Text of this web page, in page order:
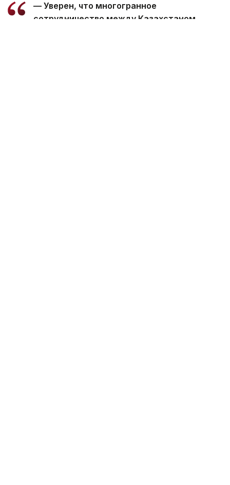
— Уверен, что многогранное
сотрудничество между Казахстаном